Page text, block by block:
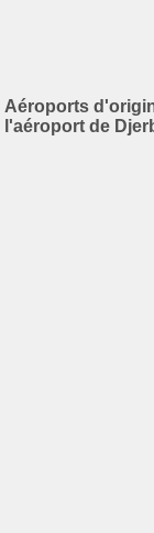
Aéroports
l'aéroport de